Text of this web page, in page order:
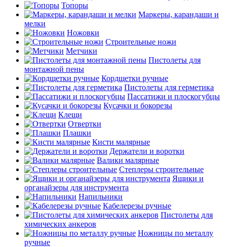
Топоры
Маркеры, карандаши и
мелки
Ножовки
Строительные ножи
Метчики
Пистолеты для
монтажной пены
Кордщетки ручные
Пистолеты для герметика
Пассатижи и плоскогубцы
Кусачки и бокорезы
Клещи
Отвертки
Плашки
Кисти малярные
Держатели и воротки
Валики малярные
Степлеры строительные
Ящики и
органайзеры для инструмента
Напильники
Кабелерезы ручные
Пистолеты для
химических анкеров
Ножницы по металлу
ручные